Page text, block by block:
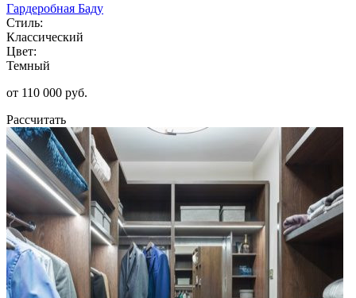
Гардеробная Баду
Стиль:
Классический
Цвет:
Темный
от 110 000 руб.
Рассчитать